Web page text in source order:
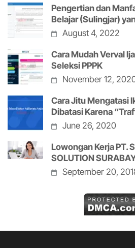
Pengertian dan
Belajar (Sulingjar)
August 4, 2022
Cara Mudah Verval
Seleksi PPPK
November 12,
Cara Jitu Mengatasi
Dibatasi Karena
June 26, 2020
Lowongan Kerja PT.
SOLUTION
September 20,